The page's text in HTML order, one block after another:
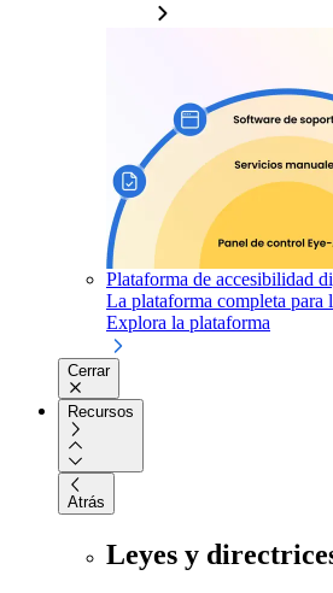
Plataforma de accesibilidad
La plataforma completa para
Explora la plataforma
Cerrar
Recursos
Atrás
Leyes y